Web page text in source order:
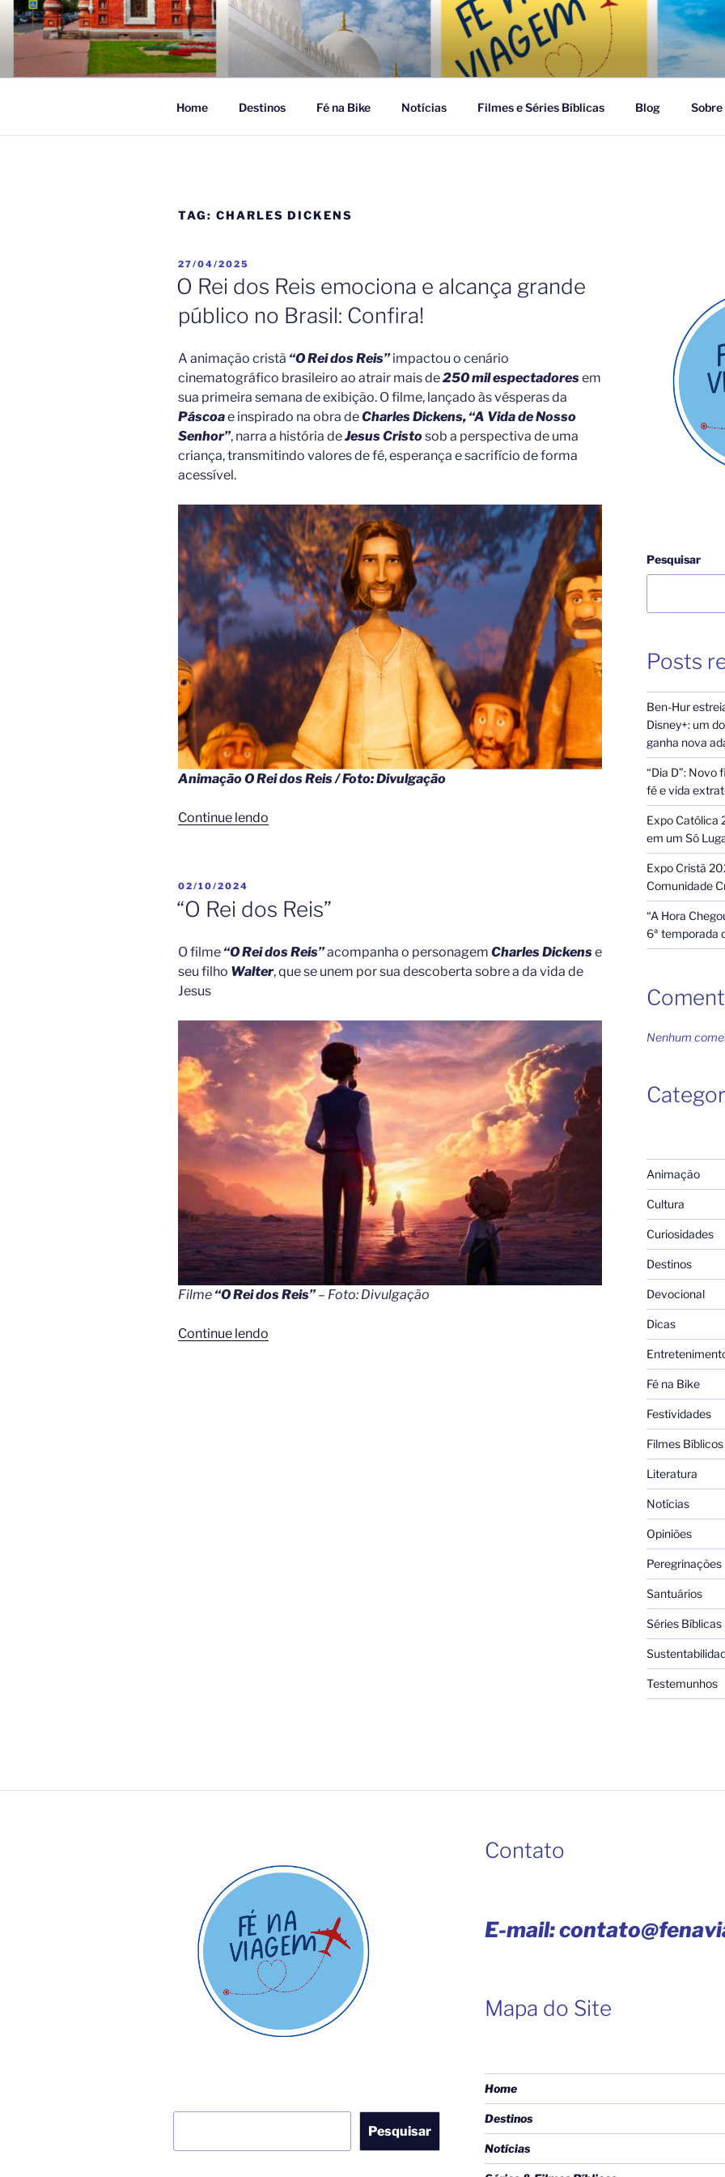
Pular
para
FÉ NA VIAGEM
Turismo Religioso
Home Destinos Fé na Bike Notícias Filmes e Séries Bíblicas Blog Sobre
TAG: CHARLES DICKENS
PUBLICADO
EM
27/04/2025
O Rei dos Reis emociona e alcança grande
público no Brasil: Confira!
A animação cristã “O Rei dos Reis”impactou o cenário
cinematográfico brasileiro ao atrair mais de250 mil espectadores em
sua primeira semana de exibição. O filme, lançado às vésperas da
Páscoae inspirado na obra deCharles Dickens, “A Vida de Nosso
Senhor”, narra a história deJesus Cristosob a perspectiva de uma
criança, transmitindo valores de fé, esperança e sacrifício de forma
acessível.
Animação O Rei dos Reis / Foto: Divulgação
Continue lendo
e
grande
público
Confira!”
PUBLICADO
EM
02/10/2024
“O Rei dos Reis”
O filme “O Rei dos Reis”acompanha o personagem Charles Dickens e
seu filho Walter, que se unem por sua descoberta sobre a da vida de
Jesus
Filme “O Rei dos Reis”– Foto: Divulgação
Continue lendo
Pesquisar
Posts
Ben-Hur
Disney+: um
ganha nova
“Dia D”: Novo
fé e vida
Expo Católica
em um Só
Expo Cristã
Comunidade
“A Hora
6ª temporada
Nenhum
Animação
Cultura
Curiosidades
Destinos
Devocional
Dicas
Fé na Bike
Festividades
Filmes Bíblicos
Literatura
Notícias
Opiniões
Peregrinações
Santuários
Séries Bíblicas
Testemunhos
Pesquisar
Contato
E-mail:
Mapa do Site
Home
Destinos
Notícias